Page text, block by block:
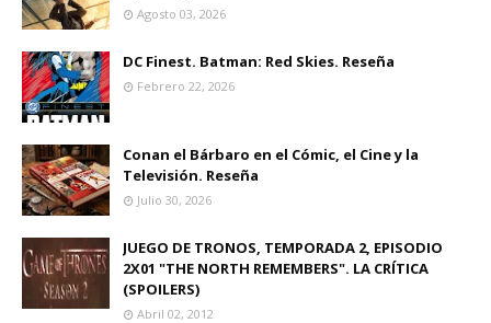
Agosto 03, 2026
DC Finest. Batman: Red Skies. Reseña
Febrero 22, 2026
Conan el Bárbaro en el Cómic, el Cine y la
Televisión. Reseña
Julio 30, 2026
JUEGO DE TRONOS, TEMPORADA 2, EPISODIO
2X01 "THE NORTH REMEMBERS". LA CRÍTICA
(SPOILERS)
Abril 02, 2012